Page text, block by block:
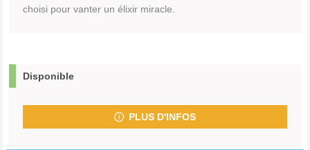
choisi pour vanter un élixir miracle.
Disponible
PLUS D'INFOS